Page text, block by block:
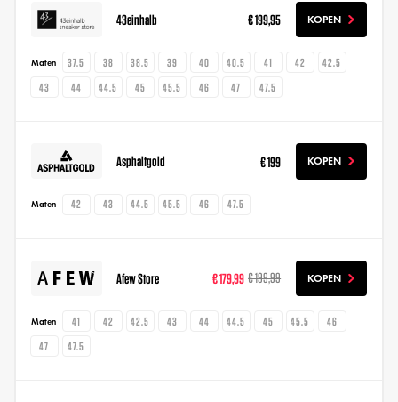
43einhalb € 199,95 KOPEN
Maten 37.5 38 38.5 39 40 40.5 41 42
42.5
43
44 44.5 45 45.5 46 47 47.5
Asphaltgold € 199 KOPEN
Maten 42 43 44.5 45.5 46 47.5
Afew Store € 179,99 € 199,99 KOPEN
Maten 41 42 42.5 43 44 44.5 45 45.5
46
47
47.5